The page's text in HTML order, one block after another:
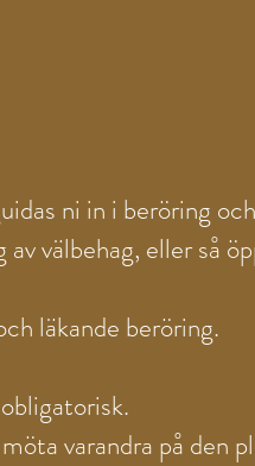
ni in i beröring
välbehag, eller så
läkande beröring.
varandra på den